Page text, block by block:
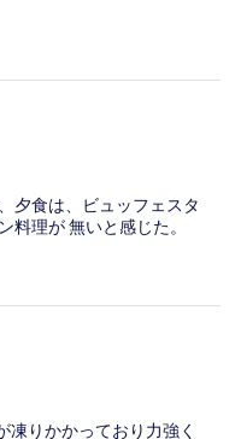
夕食は、ビュッフェスタ
料理が 無いと感じた。
りかかっており力強く